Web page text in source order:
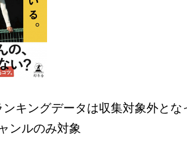
キングデータは収集対象外とな
ンルのみ対象